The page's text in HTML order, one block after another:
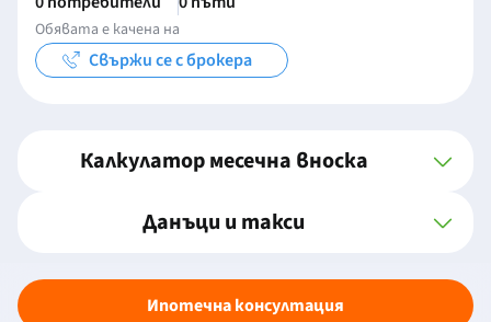
Обявата е качена на
Свържи се с брокера
Калкулатор месечна вноска
Данъци и такси
Ипотечна консултация